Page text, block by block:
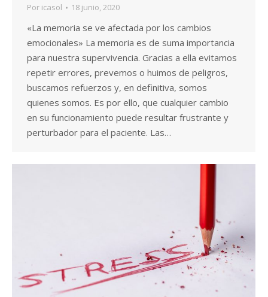
Por icasol 18 junio, 2020
«La memoria se ve afectada por los cambios
emocionales» La memoria es de suma importancia
para nuestra supervivencia. Gracias a ella evitamos
repetir errores, prevemos o huimos de peligros,
buscamos refuerzos y, en definitiva, somos
quienes somos. Es por ello, que cualquier cambio
en su funcionamiento puede resultar frustrante y
perturbador para el paciente. Las…